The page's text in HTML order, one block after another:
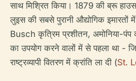
साथ मिश्रित किया। 1879 की ब्रू
लुइस की सबसे पुरानी औद्योगिक
Busch कृत्रिम प्रशीतन, अमोनिया-
का उपयोग करने वालों में से पहला था -
राष्ट्रव्यापी वितरण में क्रांति ला दी (St.